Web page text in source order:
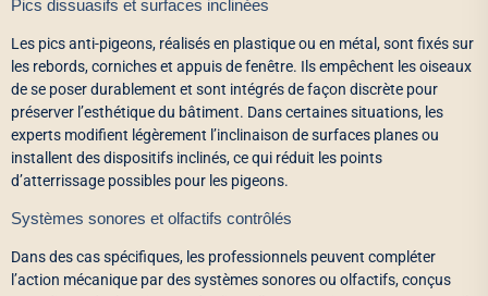
Pics dissuasifs et surfaces inclinées
Les pics anti-pigeons, réalisés en plastique ou en métal, sont fixés sur
les rebords, corniches et appuis de fenêtre. Ils empêchent les oiseaux
de se poser durablement et sont intégrés de façon discrète pour
préserver l’esthétique du bâtiment. Dans certaines situations, les
experts modifient légèrement l’inclinaison de surfaces planes ou
installent des dispositifs inclinés, ce qui réduit les points
d’atterrissage possibles pour les pigeons.
Systèmes sonores et olfactifs contrôlés
Dans des cas spécifiques, les professionnels peuvent compléter
l’action mécanique par des systèmes sonores ou olfactifs, conçus